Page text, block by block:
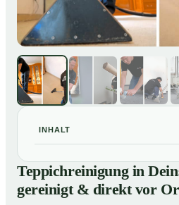
INHALT
01Teppichreinigung in Deinstedt
direkt vor Ort
Unsere Leistungen im Überblick
Teppichreinigung in
gereinigt & direkt vor